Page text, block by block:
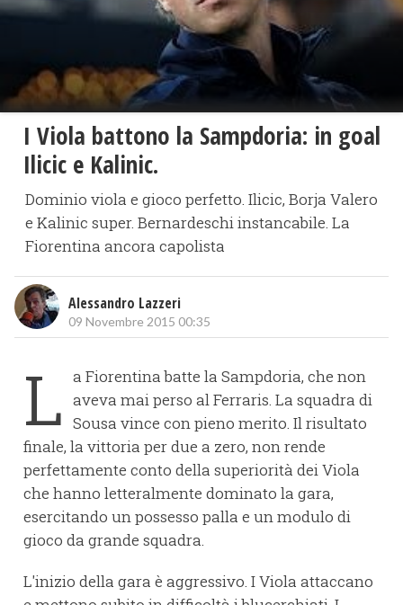
I Viola battono la Sampdoria: in goal
Ilicic e Kalinic.
Dominio viola e gioco perfetto. Ilicic, Borja Valero
e Kalinic super. Bernardeschi instancabile. La
Fiorentina ancora capolista
Alessandro Lazzeri
09 Novembre 2015 00:35
L a Fiorentina batte la Sampdoria, che non
aveva mai perso al Ferraris. La squadra di
Sousa vince con pieno merito. Il risultato
finale, la vittoria per due a zero, non rende
perfettamente conto della superiorità dei Viola
che hanno letteralmente dominato la gara,
esercitando un possesso palla e un modulo di
gioco da grande squadra.
L'inizio della gara è aggressivo. I Viola attaccano